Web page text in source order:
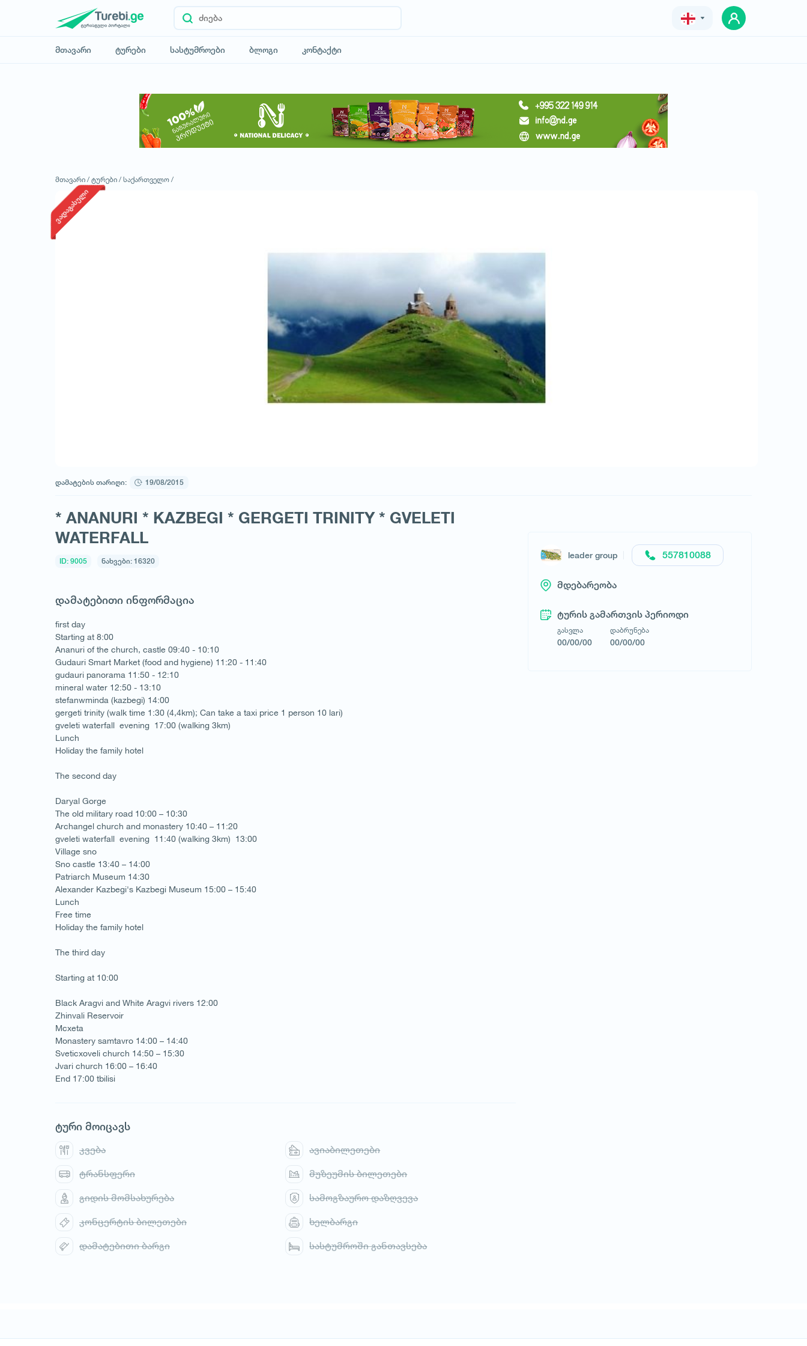
მთავარი ტურები სასტუმროები ბლოგი კონტაქტი
მოითხოვე ტური
1 / 1
მთავარი / ტურები / საქართველო /
ვადაგასული
დამატების თარიღი: 19/08/2015
* ANANURI * KAZBEGI * GERGETI TRINITY * GVELETI
WATERFALL
ID: 9005 ნახვები: 16320
დამატებითი ინფორმაცია
first day
Starting at 8:00
Ananuri of the church, castle 09:40 - 10:10
Gudauri Smart Market (food and hygiene) 11:20 - 11:40
gudauri panorama 11:50 - 12:10
mineral water 12:50 - 13:10
stefanwminda (kazbegi) 14:00
gergeti trinity (walk time 1:30 (4,4km); Can take a taxi price 1 person 10 lari)
gveleti waterfall evening 17:00 (walking 3km)
Lunch
Holiday the family hotel
The second day
Daryal Gorge
The old military road 10:00 – 10:30
Archangel church and monastery 10:40 – 11:20
gveleti waterfall evening 11:40 (walking 3km) 13:00
Village sno
Sno castle 13:40 – 14:00
Patriarch Museum 14:30
Alexander Kazbegi's Kazbegi Museum 15:00 – 15:40
Lunch
Free time
Holiday the family hotel
The third day
Starting at 10:00
Black Aragvi and White Aragvi rivers 12:00
Zhinvali Reservoir
Mcxeta
Monastery samtavro 14:00 – 14:40
Sveticxoveli church 14:50 – 15:30
Jvari church 16:00 – 16:40
End 17:00 tbilisi
ტური მოიცავს
კვება ავიაბილეთები
ტრანსფერი მუზეუმის ბილეთები
გიდის მომსახურება სამოგზაურო დაზღვევა
კონცერტის ბილეთები ხელბარგი
დამატებითი ბარგი სასტუმროში განთავსება
leader group 557810088
მდებარეობა
ტურის გამართვის პერიოდი
გასვლა
00/00/00
დაბრუნება
00/00/00